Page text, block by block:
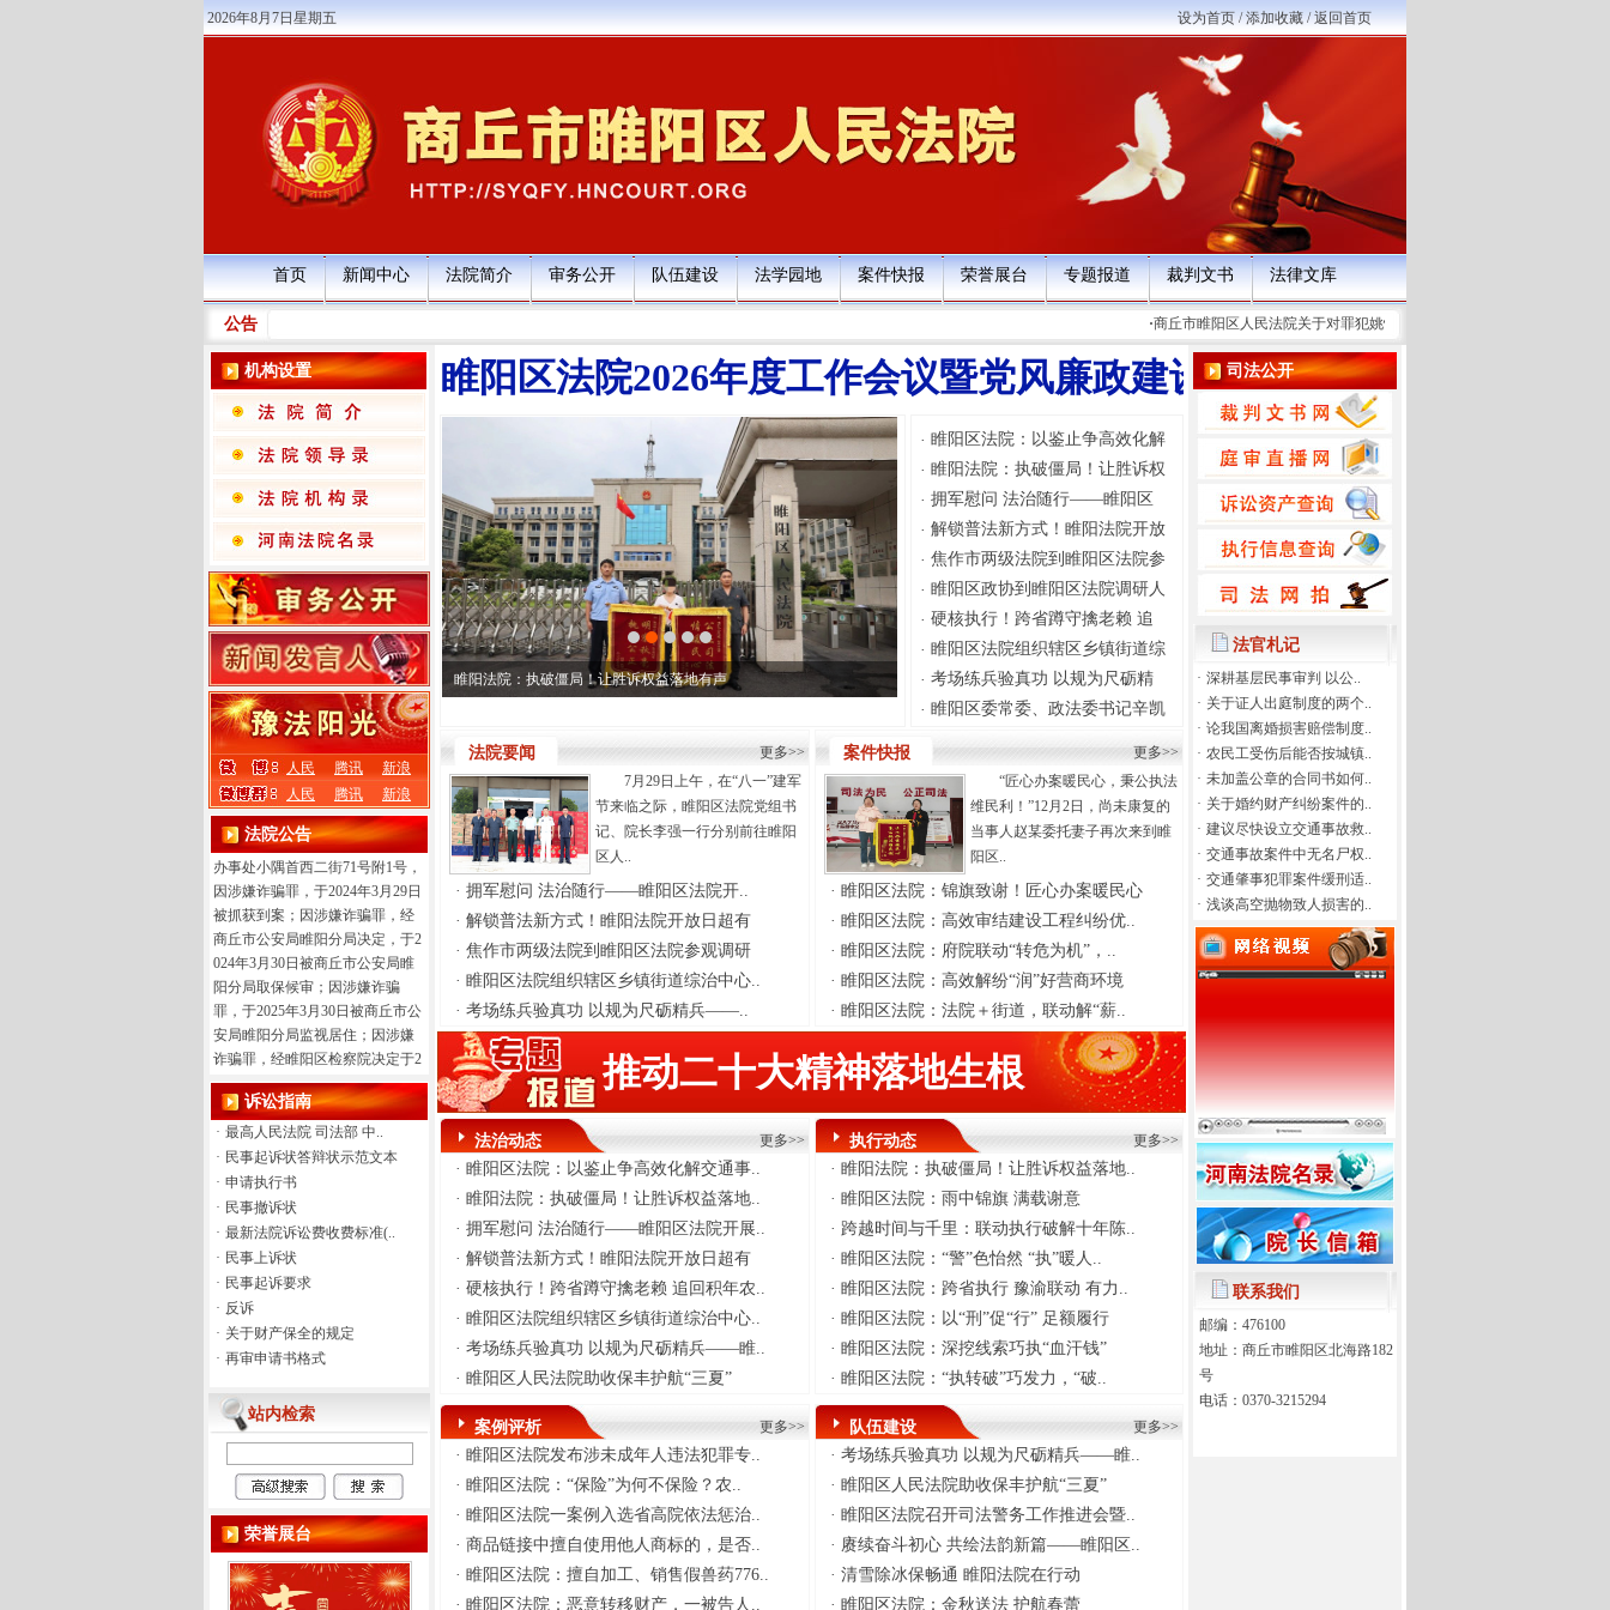
2026年8月7日星期五 设为首页/添加收藏/返回首页
首页 新闻中心 法院简介 审务公开 队伍建设 法学园地 案件快报 荣誉展台 专题报道 裁判文书 法律文库
公告 商丘市睢阳区人民法院关于对罪犯姚怀林暂予监外执行申请事由的公示
机构设置
人民 腾讯
新浪
人民
腾讯 新浪
法院公告
·
·
·河南省商丘市睢阳区人民法院
暂予监外执行决定书 （2026）豫1
403刑更9号 罪犯戈慧鹏，曾用名
戈高高，别名戈彬，男性，1988
年4月18日出生，公民身份号码41
1403************，汉族，高中
文化，非中共党员，无前科，户
籍所在地河南省商丘市睢阳区，
住河南省商丘市睢阳区古城街道
办事处小隅首西二街71号附1号，
因涉嫌诈骗罪，于2024年3月29日
被抓获到案；因涉嫌诈骗罪，经
商丘市公安局睢阳分局决定，于2
024年3月30日被商丘市公安局睢
阳分局取保候审；因涉嫌诈骗
罪，于2025年3月30日被商丘市公
安局睢阳分局监视居住；因涉嫌
诈骗罪，经睢阳区检察院决定于2
025年9月30日对其取保候。 本院
于2026年1月29日以被告人戈慧鹏
犯诈骗罪，判处有期徒刑三年六
个月，并处罚金人民币三千元。
宣判后，被告人没有上诉，判决
生效后，判决生效后，被告人戈
慧鹏因患有急性肝衰竭、肝硬化
失代偿期、下消化道出血、重度
贫血于2026年5月22日向本院申请
暂予监外执行，我院于2026年5月
26日委托商丘市睢阳区司法局进
托商丘市第一人民医院鉴定科对
其进行了鉴定，并于2026年5月28
日随即出具征求意见函向商丘市
睢阳区人民检察院征求意见，现
商丘市睢阳区人民检察院没有回
函。商丘市第一人民医院鉴定科
于2026年5月28日出具商医鉴字20
26第37号（1941号）刑事诉讼医
学鉴定书，鉴定结果显示戈慧鹏
患有肝硬化失代偿期伴食管胃底
诉讼指南
· 最高人民法院 司法部 中..
· 民事起诉状答辩状示范文本
· 申请执行书
· 民事撤诉状
· 最新法院诉讼费收费标准(..
· 民事上诉状
· 民事起诉要求
· 反诉
· 关于财产保全的规定
· 再审申请书格式
站内检索
荣誉展台
睢阳区法院2026年度工作会议暨党风廉政建设和反腐败工作会议召开
睢阳法院：执破僵局！让胜诉权益落地有声
· 睢阳区法院：以鉴止争高效化解
· 睢阳法院：执破僵局！让胜诉权
· 拥军慰问 法治随行——睢阳区
· 解锁普法新方式！睢阳法院开放
· 焦作市两级法院到睢阳区法院参
· 睢阳区政协到睢阳区法院调研人
· 硬核执行！跨省蹲守擒老赖 追
· 睢阳区法院组织辖区乡镇街道综
· 考场练兵验真功 以规为尺砺精
· 睢阳区委常委、政法委书记辛凯
法院要闻
更多>>
7月29日上午，在“八一”建军
节来临之际，睢阳区法院党组书
记、院长李强一行分别前往睢阳
区人..
· 拥军慰问 法治随行——睢阳区法院开..
· 解锁普法新方式！睢阳法院开放日超有
· 焦作市两级法院到睢阳区法院参观调研
· 睢阳区法院组织辖区乡镇街道综治中心..
· 考场练兵验真功 以规为尺砺精兵——..
案件快报
更多>>
“匠心办案暖民心，秉公执法
维民利！”12月2日，尚未康复的
当事人赵某委托妻子再次来到睢
阳区..
· 睢阳区法院：锦旗致谢！匠心办案暖民心
· 睢阳区法院：高效审结建设工程纠纷优..
· 睢阳区法院：府院联动“转危为机”，..
· 睢阳区法院：高效解纷“润”好营商环境
· 睢阳区法院：法院＋街道，联动解“薪..
推动二十大精神落地生根
法治动态 更多>>
· 睢阳区法院：以鉴止争高效化解交通事..
· 睢阳法院：执破僵局！让胜诉权益落地..
· 拥军慰问 法治随行——睢阳区法院开展..
· 解锁普法新方式！睢阳法院开放日超有
· 硬核执行！跨省蹲守擒老赖 追回积年农..
· 睢阳区法院组织辖区乡镇街道综治中心..
· 考场练兵验真功 以规为尺砺精兵——睢..
· 睢阳区人民法院助收保丰护航“三夏”
执行动态 更多>>
· 睢阳法院：执破僵局！让胜诉权益落地..
· 睢阳区法院：雨中锦旗 满载谢意
· 跨越时间与千里：联动执行破解十年陈..
· 睢阳区法院：“警”色怡然 “执”暖人..
· 睢阳区法院：跨省执行 豫渝联动 有力..
· 睢阳区法院：以“刑”促“行” 足额履行
· 睢阳区法院：深挖线索巧执“血汗钱”
· 睢阳区法院：“执转破”巧发力，“破..
案例评析 更多>>
· 睢阳区法院发布涉未成年人违法犯罪专..
· 睢阳区法院：“保险”为何不保险？农..
· 睢阳区法院一案例入选省高院依法惩治..
· 商品链接中擅自使用他人商标的，是否..
· 睢阳区法院：擅自加工、销售假兽药776..
· 睢阳区法院：恶意转移财产，一被告人..
队伍建设 更多>>
· 考场练兵验真功 以规为尺砺精兵——睢..
· 睢阳区人民法院助收保丰护航“三夏”
· 睢阳区法院召开司法警务工作推进会暨..
· 赓续奋斗初心 共绘法韵新篇——睢阳区..
· 清雪除冰保畅通 睢阳法院在行动
· 睢阳区法院：金秋送法 护航春蕾
司法公开
法官札记
· 深耕基层民事审判 以公..
· 关于证人出庭制度的两个..
· 论我国离婚损害赔偿制度..
· 农民工受伤后能否按城镇..
· 未加盖公章的合同书如何..
· 关于婚约财产纠纷案件的..
· 建议尽快设立交通事故救..
· 交通事故案件中无名尸权..
· 交通肇事犯罪案件缓刑适..
· 浅谈高空抛物致人损害的..
联系我们
邮编：476100
地址：商丘市睢阳区北海路182
号
电话：0370-3215294